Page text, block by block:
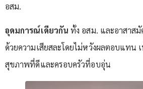
อสม.
อุดมการณ์เดียวกัน ทั้ง อสม. และอาสาส
ด้วยความเสียสละโดยไม่หวังผลตอบแทน
สุขภาพที่ดีและครอบครัวที่อบอุ่น